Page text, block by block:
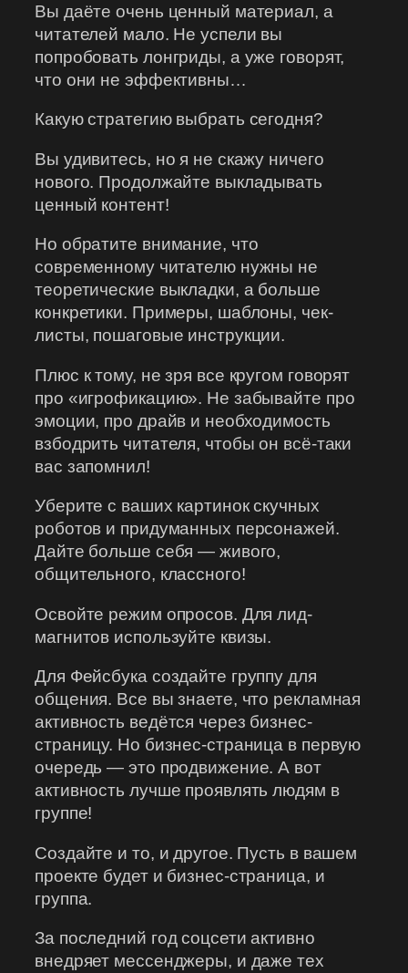
Вы даёте очень ценный материал, а
читателей мало. Не успели вы
попробовать лонгриды, а уже говорят,
что они не эффективны…
Какую стратегию выбрать сегодня?
Вы удивитесь, но я не скажу ничего
нового. Продолжайте выкладывать
ценный контент!
Но обратите внимание, что
современному читателю нужны не
теоретические выкладки, а больше
конкретики. Примеры, шаблоны, чек-
листы, пошаговые инструкции.
Плюс к тому, не зря все кругом говорят
про «игрофикацию». Не забывайте про
эмоции, про драйв и необходимость
взбодрить читателя, чтобы он всё-таки
вас запомнил!
Уберите с ваших картинок скучных
роботов и придуманных персонажей.
Дайте больше себя — живого,
общительного, классного!
Освойте режим опросов. Для лид-
магнитов используйте квизы.
Для Фейсбука создайте группу для
общения. Все вы знаете, что рекламная
активность ведётся через бизнес-
страницу. Но бизнес-страница в первую
очередь — это продвижение. А вот
активность лучше проявлять людям в
группе!
Создайте и то, и другое. Пусть в вашем
проекте будет и бизнес-страница, и
группа.
За последний год соцсети активно
внедряет мессенджеры, и даже тех